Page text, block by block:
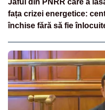
Jaful din PNRR care a
fața crizei energetice:
închise fără să fie